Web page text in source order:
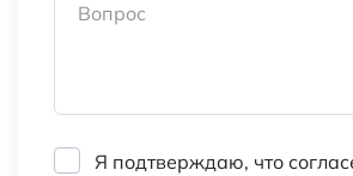
Вопрос
Я подтверждаю, что